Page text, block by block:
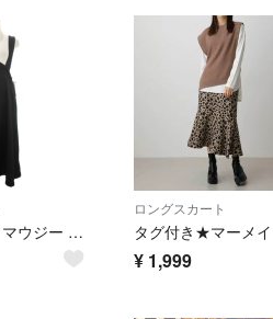
アズールバイマウジー ジャンパースカート M 黒 ブラック バックル付き
ロングスカート
¥ 1,999